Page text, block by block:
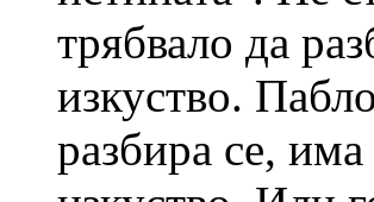
трябвало да
изкуство.
разбира се,